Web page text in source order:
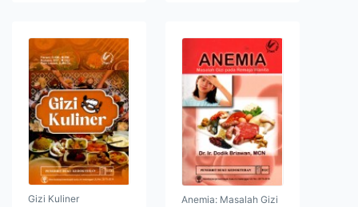
Gizi Kuliner
Anemia: Masalah Gizi